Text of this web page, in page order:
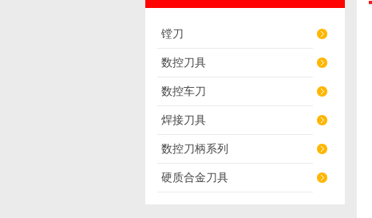
镗刀
数控刀具
数控车刀
焊接刀具
数控刀柄系列
硬质合金刀具